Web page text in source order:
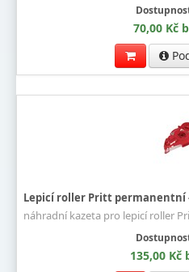
70,00 Kč
Lepicí roller Pritt permanentní
náhradní kazeta pro lepicí roller
135,00 Kč